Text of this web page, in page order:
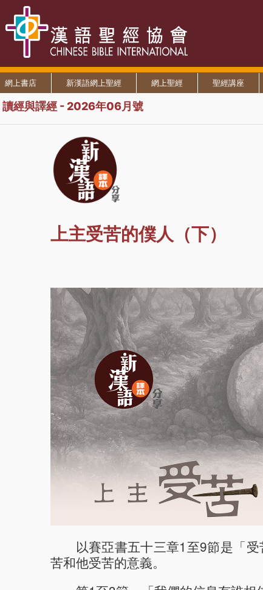
網上書店 新漢語網上聖經 網上聖經 聖經講座
讀經與譯經 - 2026年06月號
上主受苦的僕人（下）
以賽亞書五十三章1至9節是「
苦和他受苦的意義。